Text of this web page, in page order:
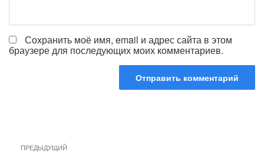
Сохранить моё имя, email и адрес сайта в этом
браузере для последующих моих комментариев.
поПредыдущая
ПРЕДЫДУЩИЙ